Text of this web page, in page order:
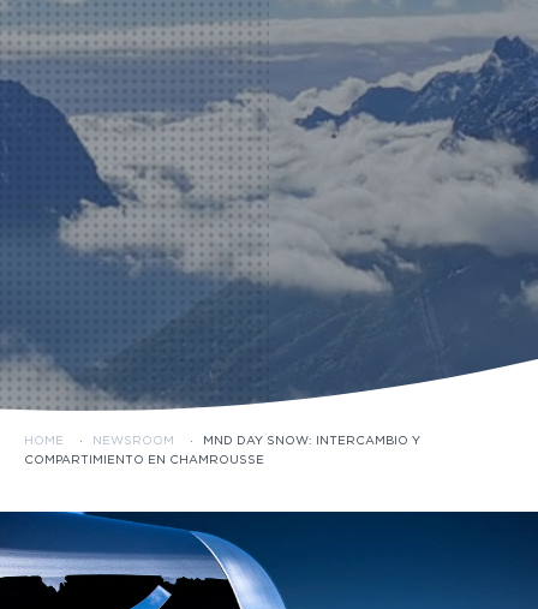
HOME · NEWSROOM ·
MND DAY SNOW: INTERCAMBIO Y
COMPARTIMIENTO EN CHAMROUSSE